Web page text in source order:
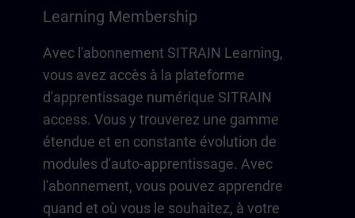
Learning Membership
Avec l'abonnement SITRAIN Learning,
vous avez accès à la plateforme
d'apprentissage numérique SITRAIN
access. Vous y trouverez une gamme
étendue et en constante évolution de
modules d'auto-apprentissage. Avec
l'abonnement, vous pouvez apprendre
quand et où vous le souhaitez, à votre